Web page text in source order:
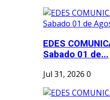
EDES
Sabado 01 de...
Jul 31, 2026 0